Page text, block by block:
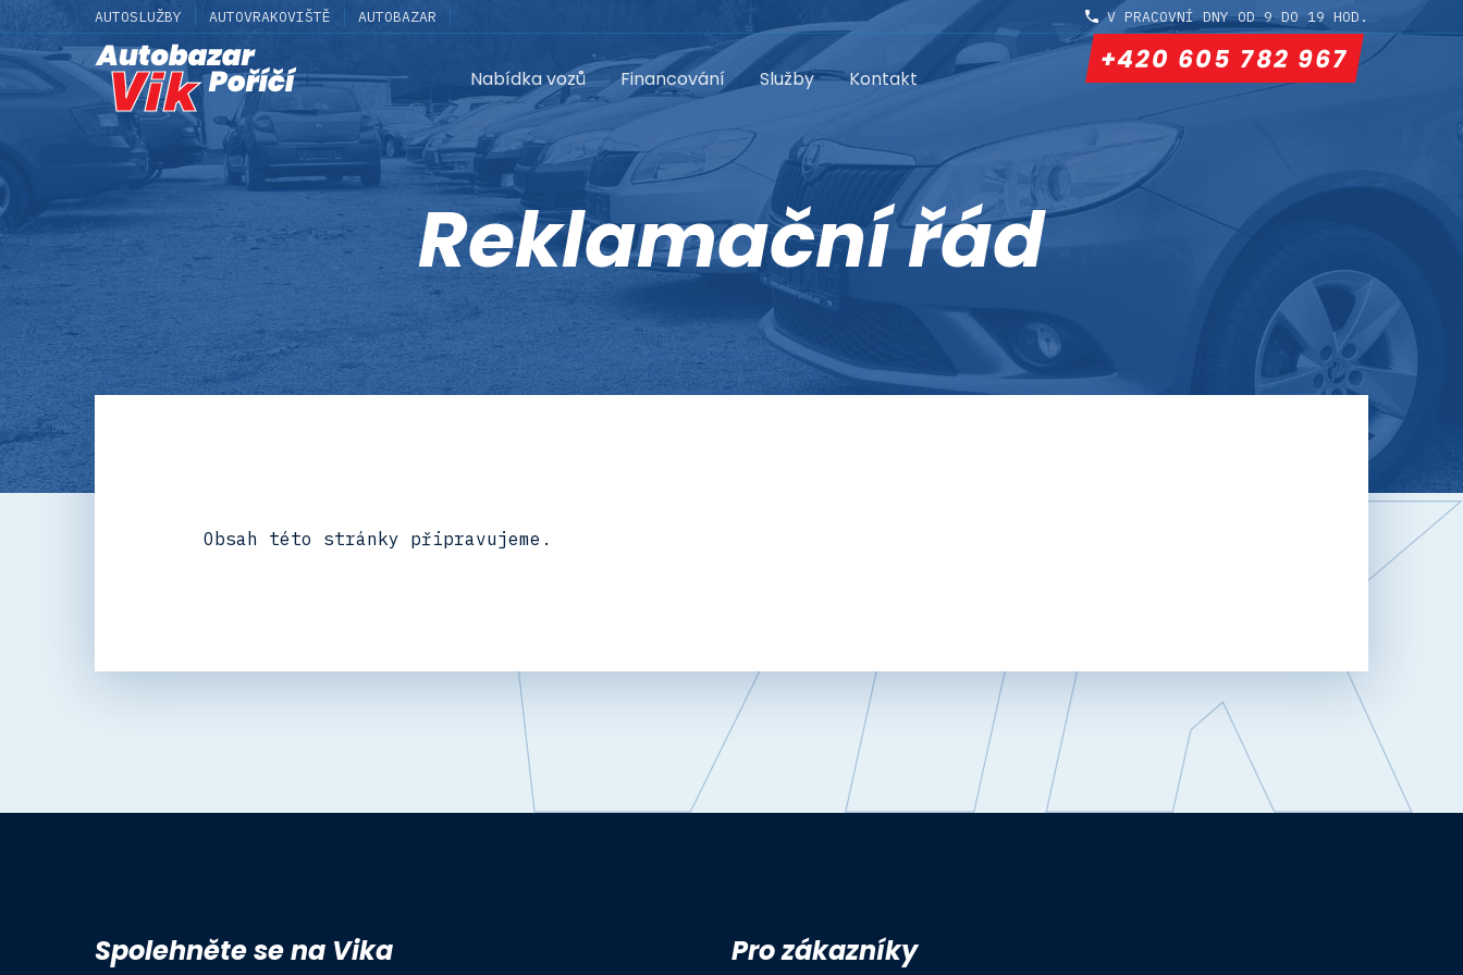
AUTOSLUŽBY AUTOVRAKOVIŠTĚ AUTOBAZAR V PRACOVNÍ DNY OD 9 DO 19 HOD.
Nabídka vozů Financování Služby Kontakt
+420 605 782 967
Reklamační řád
Obsah této stránky připravujeme.
Spolehněte se na Vika Pro zákazníky